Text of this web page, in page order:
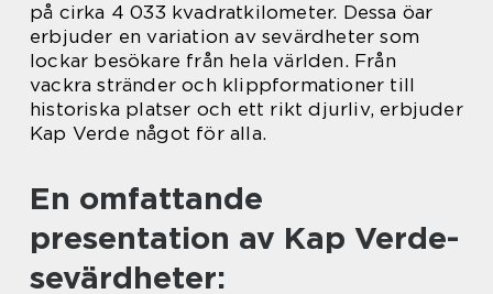
på cirka 4 033 kvadratkilometer. Dessa öar
erbjuder en variation av sevärdheter som
lockar besökare från hela världen. Från
vackra stränder och klippformationer till
historiska platser och ett rikt djurliv, erbjuder
Kap Verde något för alla.
En omfattande
presentation av Kap Verde-
sevärdheter: